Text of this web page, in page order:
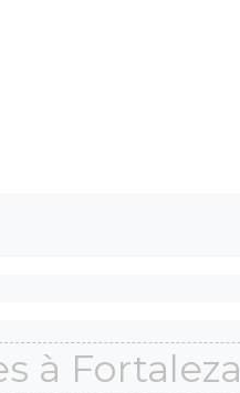
à Fortaleza